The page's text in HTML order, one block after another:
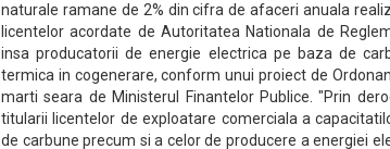
naturale ramane de 2% din cifra de afaceri anuala
licentelor acordate de Autoritatea Nationala de
insa producatorii de energie electrica pe baza de
termica in cogenerare, conform unui proiect de
marti seara de Ministerul Finantelor Publice. "Prin
titularii licentelor de exploatare comerciala a
de carbune precum si a celor de producere a energiei